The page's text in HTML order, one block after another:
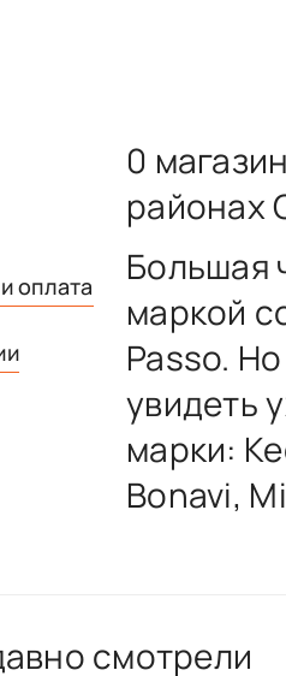
оплата
0
районах
Большая
маркой
Passo.
увидеть
марки:
Bonavi,
смотрели